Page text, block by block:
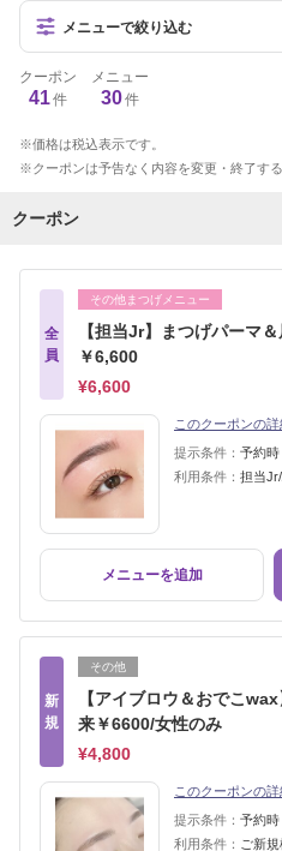
メニューで絞り込む
クーポン
41件
メニュー
30件
価格は税込表示です。
クーポンは予告なく内容を変更・終了す
クーポン
全
員
その他まつげメニュー
【担当Jr】まつげパーマ
￥6,600
¥6,600
このクーポンの詳
提示条件： 予約時
利用条件： 担当
メニューを追加
新
規
その他
【アイブロウ＆おでこ
来￥6600/女性のみ
¥4,800
このクーポンの詳
提示条件： 予約時
利用条件： ご新